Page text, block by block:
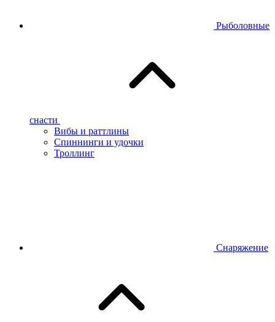
Рыболовные
снасти
Вибы и раттлины
Спиннинги и удочки
Троллинг
Снаряжение